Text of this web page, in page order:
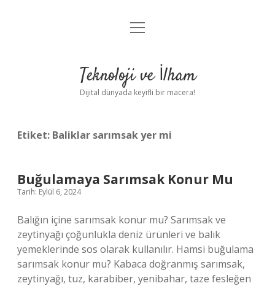
Anasayfa
Yasal Uyarı
menüyü
Teknoloji ve İlham
Dijital dünyada keyifli bir macera!
Etiket: Baliklar sarımsak yer mi
Buğulamaya Sarımsak Konur Mu
Tarih: Eylül 6, 2024
Balığın içine sarımsak konur mu? Sarımsak ve
zeytinyağı çoğunlukla deniz ürünleri ve balık
yemeklerinde sos olarak kullanılır. Hamsi buğulama
sarımsak konur mu? Kabaca doğranmış sarımsak,
zeytinyağı, tuz, karabiber, yenibahar, taze fesleğen